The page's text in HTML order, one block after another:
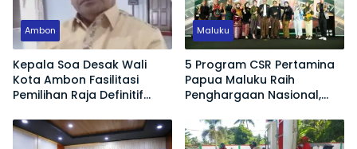
Ambon
Kepala Soa Desak Wali
Kota Ambon Fasilitasi
Pemilihan Raja Definitif
Maluku
5 Program CSR Pertamina
Papua Maluku Raih
Penghargaan Nasional,
Ekonomi hingga Konservasi
Lingkungan